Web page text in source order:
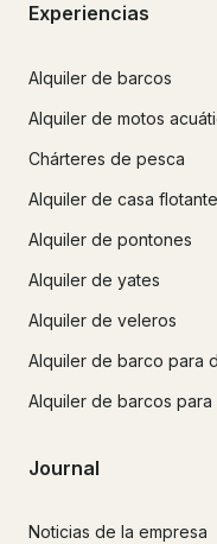
Experiencias
Alquiler de barcos
Alquiler de motos
Chárteres de pesca
Alquiler de casa flotante
Alquiler de pontones
Alquiler de yates
Alquiler de veleros
Alquiler de barco para
Alquiler de barcos para
Journal
Noticias de la empresa